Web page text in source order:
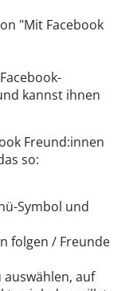
"Mit Facebook
kannst ihnen
Freund:innen
so:
Symbol und
folgen / Freunde
auf